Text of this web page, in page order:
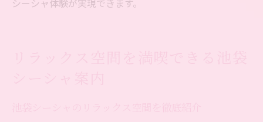
シーシャ体験が実現できます。